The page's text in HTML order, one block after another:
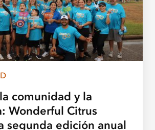
comunidad y la
Wonderful Citrus
segunda edición anual